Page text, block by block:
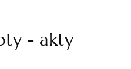
- akty